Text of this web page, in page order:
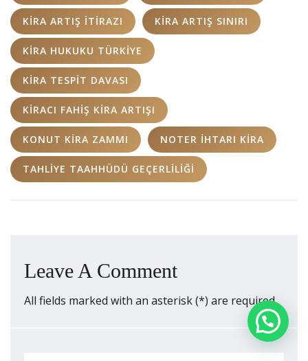
KIRA ARTIŞ ITIRAZI KIRA ARTIŞ SINIRI
KIRA HUKUKU TÜRKIYE
KIRA TESPIT DAVASI
KIRACI FAHIŞ KIRA ARTIŞI
KONUT KIRA ZAMMI NOTER IHTARI KIRA
TAHLIYE TAAHHÜDÜ GEÇERLILIĞI
Leave A Comment
All fields marked with an asterisk (*) are required